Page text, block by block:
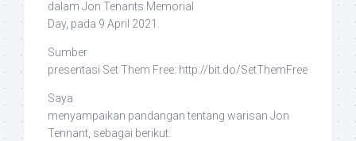
dalam Jon Tenants Memorial
Day, pada 9 April 2021.
Sumber
presentasi Set Them Free: http://bit.do/SetThemFree
Saya
menyampaikan pandangan tentang warisan Jon
Tennant, sebagai berikut: